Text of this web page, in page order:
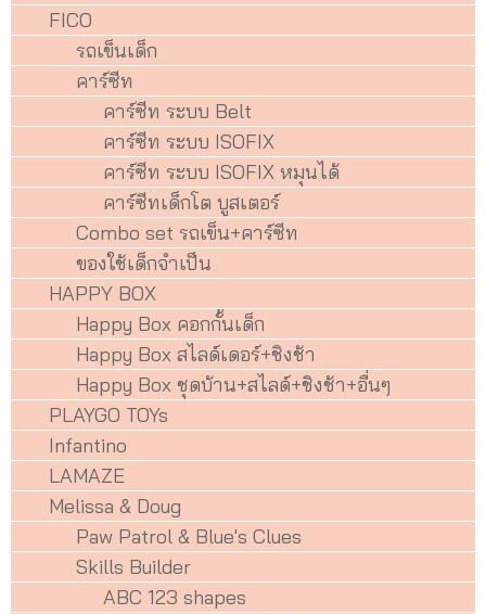
FICO
รถเข็นเด็ก
คาร์ซีท
คาร์ซีท ระบบ Belt
คาร์ซีท ระบบ ISOFIX
คาร์ซีท ระบบ ISOFIX หมุนได้
คาร์ซีทเด็กโต บูสเตอร์
Combo set รถเข็น+คาร์ซีท
ของใช้เด็กจำเป็น
HAPPY BOX
Happy Box คอกกั้นเด็ก
Happy Box สไลด์เดอร์+ชิงช้า
Happy Box ชุดบ้าน+สไลด์+ชิงช้า+อื่นๆ
PLAYGO TOYs
Infantino
LAMAZE
Melissa & Doug
Paw Patrol & Blue's Clues
Skills Builder
ABC 123 shapes